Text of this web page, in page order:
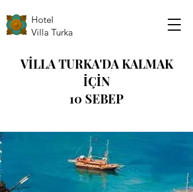
Hotel
Villa Turka
VİLLA TURKA'DA KALMAK
İÇİN
10 SEBEP